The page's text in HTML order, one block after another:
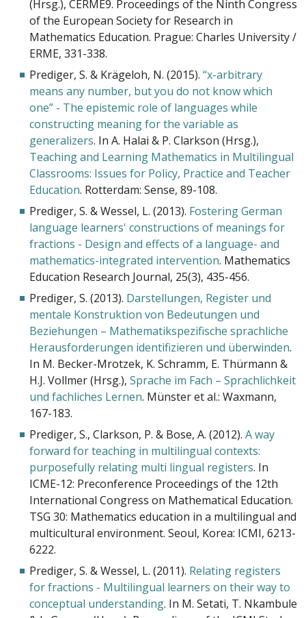
(Hrsg.), CERME9. Proceedings of the Ninth Congress
of the European Society for Research in
Mathematics Education. Prague: Charles University /
ERME, 331-338.
Prediger, S. & Krägeloh, N. (2015). “x-arbitrary
means any number, but you do not know which
one” - The epistemic role of languages while
constructing meaning for the variable as
generalizers. In A. Halai & P. Clarkson (Hrsg.),
Teaching and Learning Mathematics in Multilingual
Classrooms: Issues for Policy, Practice and Teacher
Education. Rotterdam: Sense, 89-108.
Prediger, S. & Wessel, L. (2013). Fostering German
language learners' constructions of meanings for
fractions - Design and effects of a language- and
mathematics-integrated intervention. Mathematics
Education Research Journal, 25(3), 435-456.
Prediger, S. (2013). Darstellungen, Register und
mentale Konstruktion von Bedeutungen und
Beziehungen – Mathematikspezifische sprachliche
Herausforderungen identifizieren und überwinden.
In M. Becker-Mrotzek, K. Schramm, E. Thürmann &
H.J. Vollmer (Hrsg.),Sprache im Fach – Sprachlichkeit
und fachliches Lernen. Münster et al.: Waxmann,
167-183.
Prediger, S., Clarkson, P. & Bose, A. (2012).A way
forward for teaching in multilingual contexts:
purposefully relating multi lingual registers. In
ICME-12: Preconference Proceedings of the 12th
International Congress on Mathematical Education.
TSG 30: Mathematics education in a multilingual and
multicultural environment. Seoul, Korea: ICMI, 6213-
6222.
Prediger, S. & Wessel, L. (2011). Relating registers
for fractions - Multilingual learners on their way to
conceptual understanding. In M. Setati, T. Nkambule